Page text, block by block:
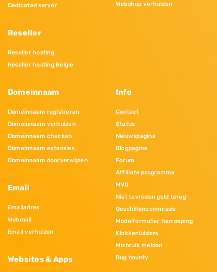
Dedicated server
Reseller
Reseller hosting
Reseller hosting Belgie
Webshop verhuizen
Domeinnaam
Domeinnaam registreren
Domeinnaam verhuizen
Domeinnaam checken
Domeinnaam extensies
Domeinnaam doorverwijzen
Email
Emailadres
Webmail
Email verhuizen
Websites & Apps
Info
Contact
Status
Nieuwspagina
Blogpagina
Forum
Affiliate programma
MVO
Niet tevreden geld terug
Geschillencommissie
Modelformulier herroeping
Klokkenluiders
Misbruik melden
Bug bounty